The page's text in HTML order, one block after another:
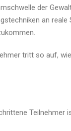
der
an
tritt so auf,
Teilnehmer